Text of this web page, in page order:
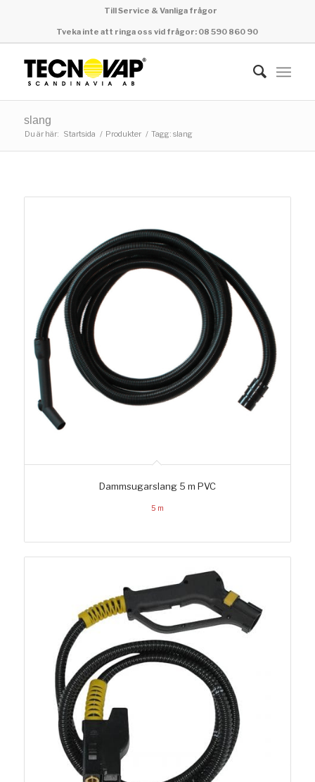
Till Service & Vanliga frågor
Tveka inte att ringa oss vid frågor: 08 590 860 90
slang
Du är här: Startsida / Produkter / Tagg: slang
Dammsugarslang 5 m PVC
5 m